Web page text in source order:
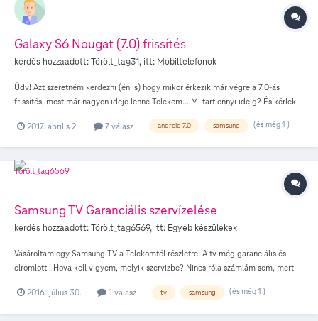
Galaxy S6 Nougat (7.0) frissítés
kérdés hozzáadott:Törölt_tag31, itt: Mobiltelefonok
Üdv! Azt szeretném kerdezni (én is) hogy mikor érkezik már végre a 7.0-ás
frissítés, most már nagyon ideje lenne Telekom... Mi tart ennyi ideig? És kérlek
2017. április 2.
7 válasz android 7.0 samsung (és még 1 )
Samsung TV Garanciális szervízelése
kérdés hozzáadott:Törölt_tag6569, itt: Egyéb készülékek
Vásároltam egy Samsung TV a Telekomtól részletre. A tv még garanciális és
elromlott . Hova kell vigyem, melyik szervizbe? Nincs róla számlám sem, mert
2016. július 30.
1 válasz tv samsung (és még 1 )